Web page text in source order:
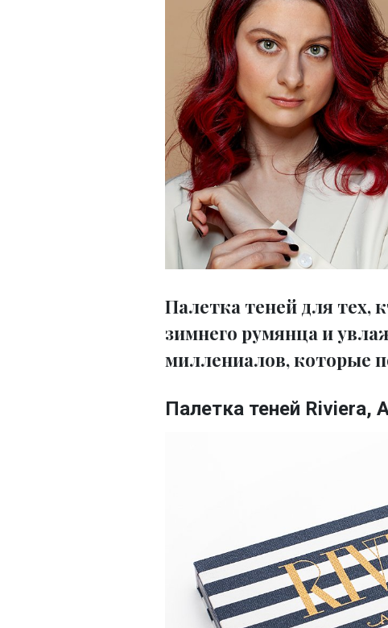
Палетка теней для тех,
зимнего румянца и
миллениалов, которые
Палетка теней Riviera,